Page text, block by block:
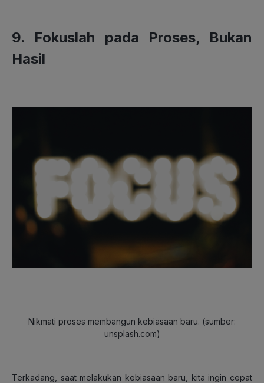
9. Fokuslah pada Proses, Bukan
Hasil
Nikmati proses membangun kebiasaan baru. (sumber:
unsplash.com)
Terkadang, saat melakukan kebiasaan baru, kita ingin cepat